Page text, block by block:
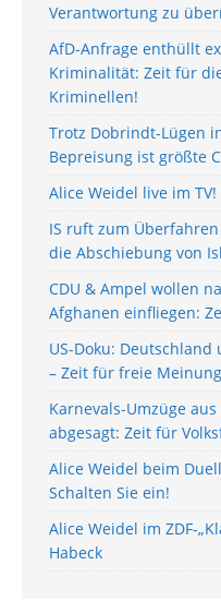
Verantwortung zu
AfD-Anfrage enthüllt
Kriminalität: Zeit für
Kriminellen!
Trotz Dobrindt-Lügen
Bepreisung ist größte
Alice Weidel live im TV!
IS ruft zum
die Abschiebung von
CDU & Ampel wollen
Afghanen einfliegen:
US-Doku:
– Zeit für freie
Karnevals-Umzüge
abgesagt: Zeit für
Alice Weidel beim
Schalten Sie ein!
Alice Weidel im ZDF-
Habeck